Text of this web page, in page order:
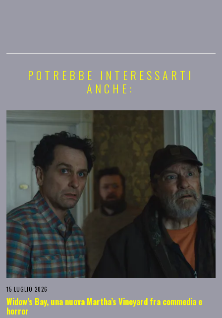
POTREBBE INTERESSARTI
ANCHE:
15 LUGLIO 2026
Widow’s Bay, una nuova Martha’s Vineyard fra commedia e
horror